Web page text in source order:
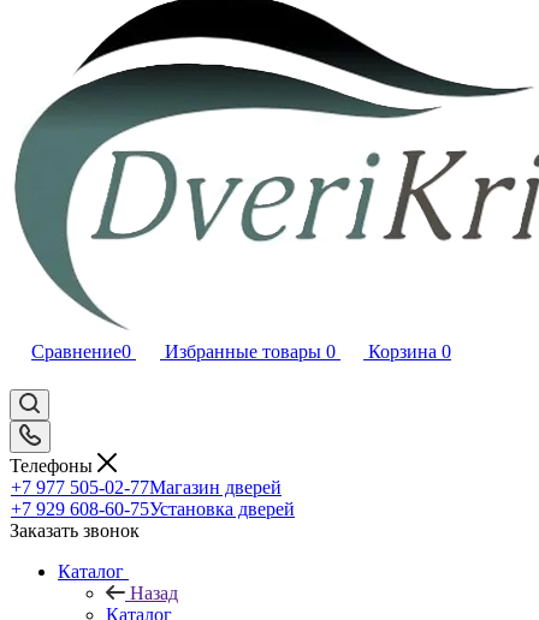
Сравнение0 Избранные товары 0 Корзина 0
Телефоны
+7 977 505-02-77Магазин дверей
+7 929 608-60-75Установка дверей
Заказать звонок
Каталог
Назад
Каталог